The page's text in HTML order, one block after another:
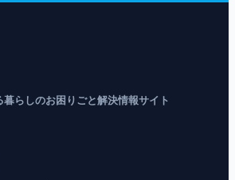
暮らしのお困りごと解決情報サイト